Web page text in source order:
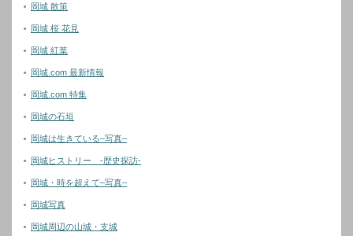
岡城 散策
岡城 桜 花見
岡城 紅葉
岡城.com 最新情報
岡城.com 特集
岡城の石垣
岡城は生きている–写真–
岡城ヒストリー -歴史探訪-
岡城・時を超えて–写真–
岡城写真
岡城周辺の山城・支城